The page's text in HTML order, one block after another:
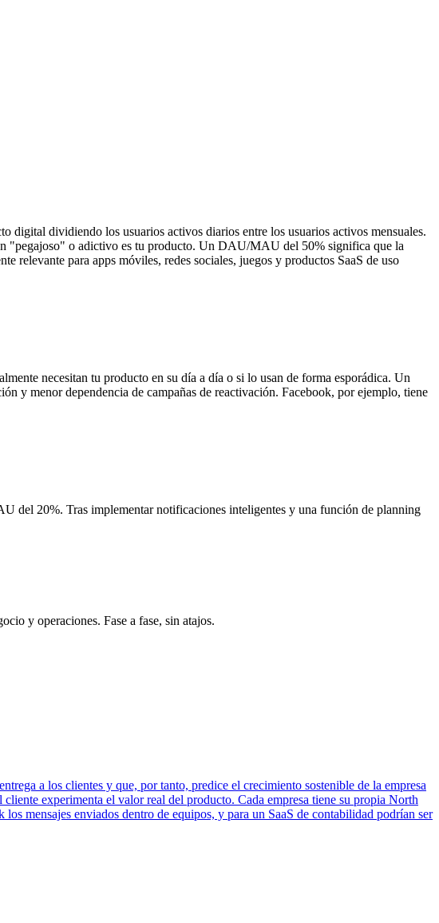
dividiendo los usuarios activos diarios entre los usuarios activos mensuales.
"pegajoso" o adictivo es tu producto. Un DAU/MAU del 50% significa que la
relevante para apps móviles, redes sociales, juegos y productos SaaS de uso
necesitan tu producto en su día a día o si lo usan de forma esporádica. Un
y menor dependencia de campañas de reactivación. Facebook, por ejemplo, tiene
del 20%. Tras implementar notificaciones inteligentes y una función de planning
y operaciones. Fase a fase, sin atajos.
a los clientes y que, por tanto, predice el crecimiento sostenible de la empresa
experimenta el valor real del producto. Cada empresa tiene su propia North
mensajes enviados dentro de equipos, y para un SaaS de contabilidad podrían ser